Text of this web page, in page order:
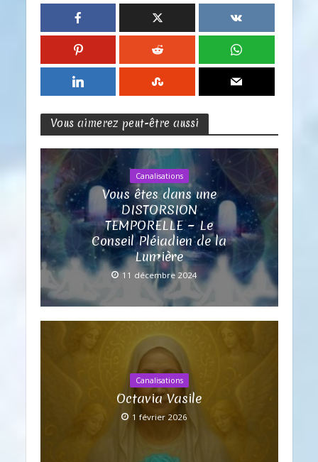
Vous aimerez peut-être aussi
Canalisations
Vous êtes dans une
DISTORSION
TEMPORELLE ~ Le
Conseil Pléiadien de la
Lumière
11 décembre 2024
Canalisations
Octavia Vasile
1 février 2026